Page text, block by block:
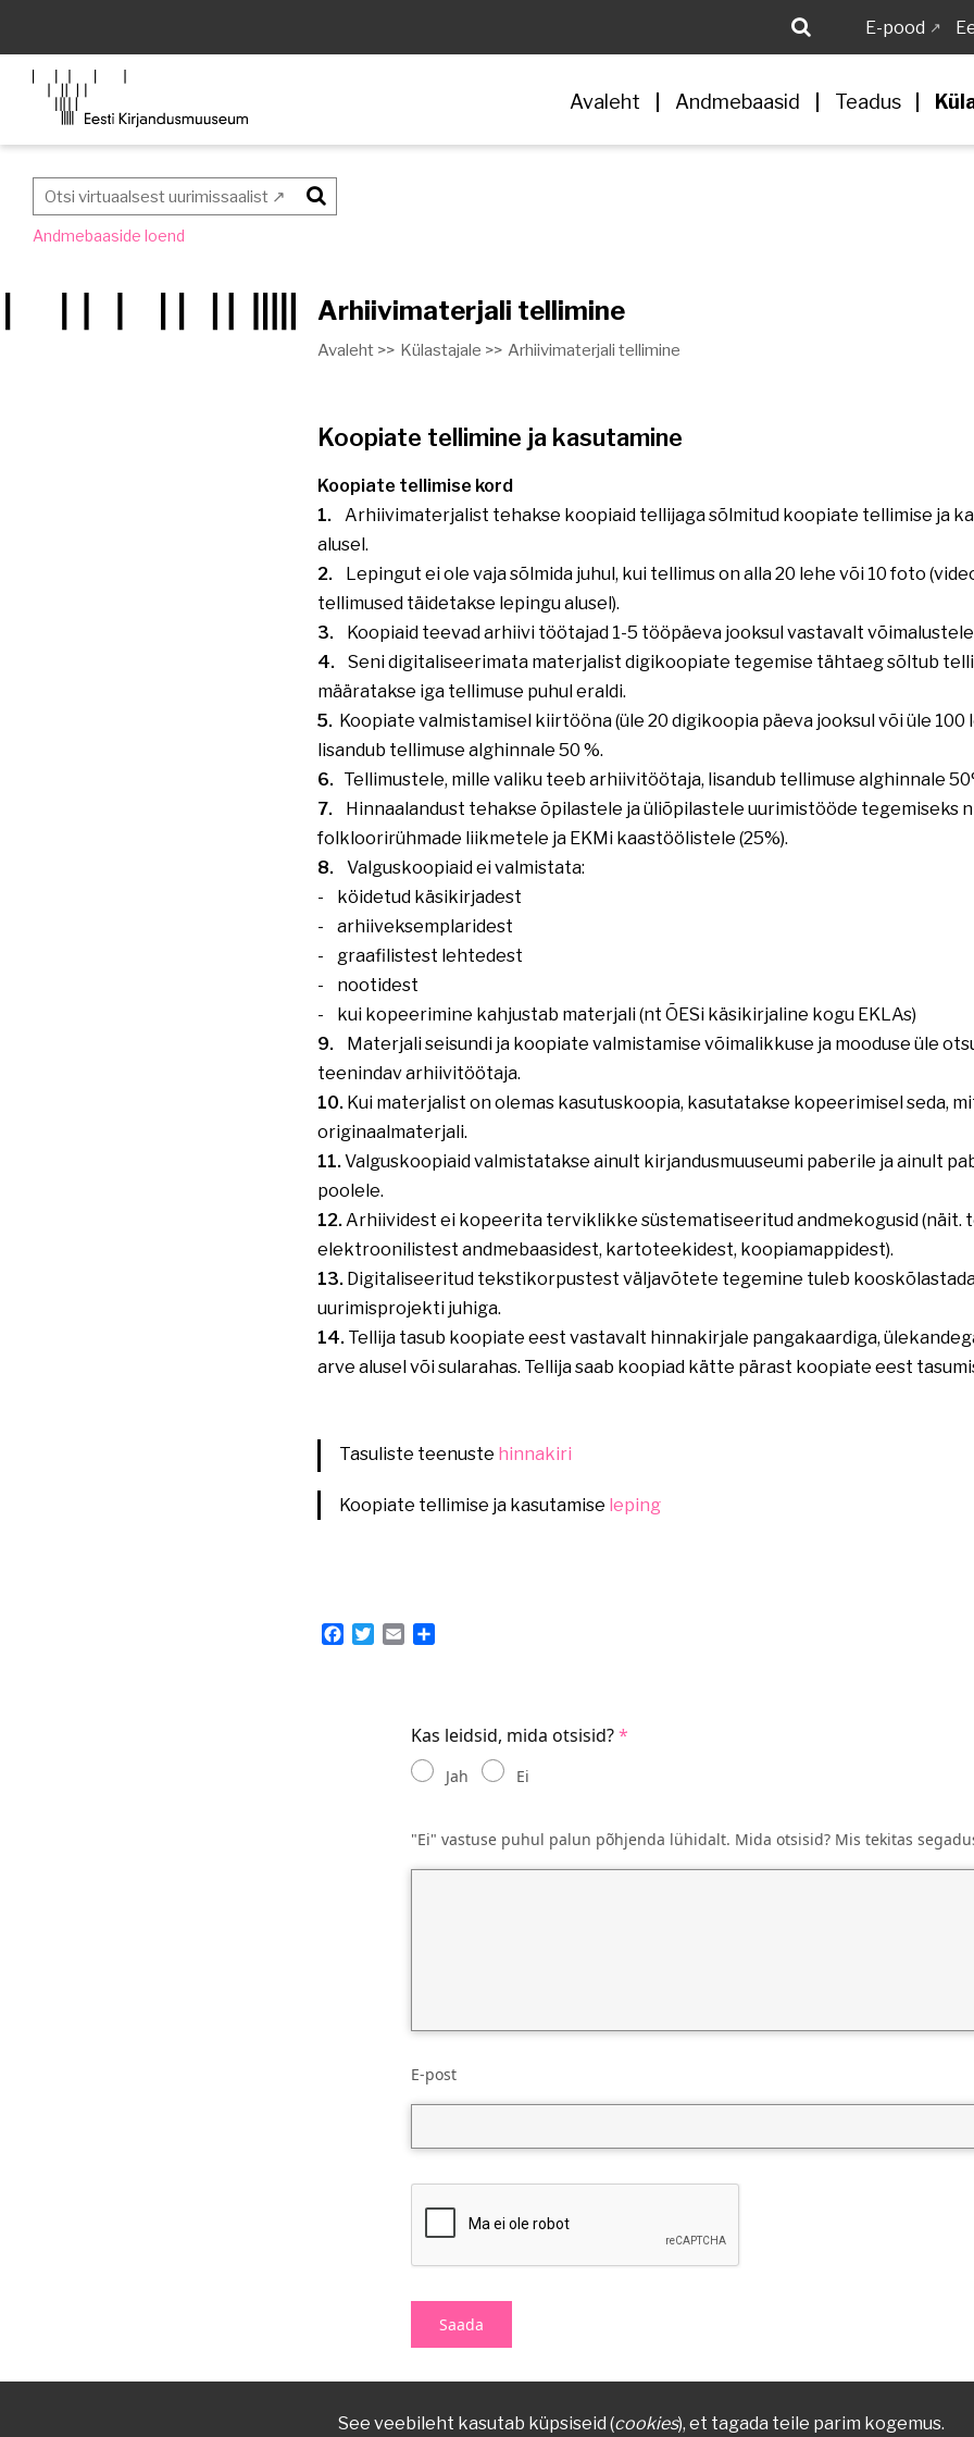
E-pood
Avaleht Andmebaasid Teadus
Otsi
Andmebaaside loend
Arhiivimaterjali tellimine
Avaleht >> Külastajale >> Arhiivimaterjali tellimine
Koopiate tellimine ja kasutamine
Koopiate tellimise kord
1.
Arhiivimaterjalist tehakse koopiaid tellijaga sõlmitud koopiate tellimise ja
alusel.
2. Lepingut ei ole vaja sõlmida juhul, kui tellimus on alla 20 lehe või 10 foto
tellimused täidetakse lepingu alusel).
3. Koopiaid teevad arhiivi töötajad 1-5 tööpäeva jooksul vastavalt
4. Seni digitaliseerimata materjalist digikoopiate tegemise tähtaeg sõltub
määratakse iga tellimuse puhul eraldi.
5. Koopiate valmistamisel kiirtööna (üle 20 digikoopia päeva jooksul või üle 100
lisandub tellimuse alghinnale 50 %.
6. Tellimustele, mille valiku teeb arhiivitöötaja, lisandub tellimuse alghinnale
7.
Hinnaalandust tehakse õpilastele ja üliõpilastele uurimistööde tegemiseks
folkloorirühmade liikmetele ja EKMi kaastöölistele (25%).
8.
Valguskoopiaid ei valmistata:
- köidetud käsikirjadest
- arhiiveksemplaridest
- graafilistest lehtedest
- nootidest
- kui kopeerimine kahjustab materjali (nt ÕESi käsikirjaline kogu EKLAs)
9. Materjali seisundi ja koopiate valmistamise võimalikkuse ja mooduse üle
teenindav arhiivitöötaja.
10. Kui materjalist on olemas kasutuskoopia, kasutatakse kopeerimisel seda,
originaalmaterjali.
11.Valguskoopiaid valmistatakse ainult kirjandusmuuseumi paberile ja ainult
poolele.
12.Arhiividest ei kopeerita terviklikke süstematiseeritud andmekogusid (näit.
elektroonilistest andmebaasidest, kartoteekidest, koopiamappidest).
13. Digitaliseeritud tekstikorpustest väljavõtete tegemine tuleb
uurimisprojekti juhiga.
14. Tellija tasub koopiate eest vastavalt hinnakirjale pangakaardiga,
arve alusel või sularahas. Tellija saab koopiad kätte pärast koopiate eest
Tasuliste teenuste hinnakiri
Koopiate tellimise ja kasutamise leping
Facebook
Twitter
Email
Kas leidsid, mida otsisid?
Jah Ei
"Ei" vastuse puhul palun põhjenda lühidalt. Mida otsisid? Mis tekitas
E-post
See veebileht kasutab küpsiseid (cookies), et tagada teile parim kogemus.